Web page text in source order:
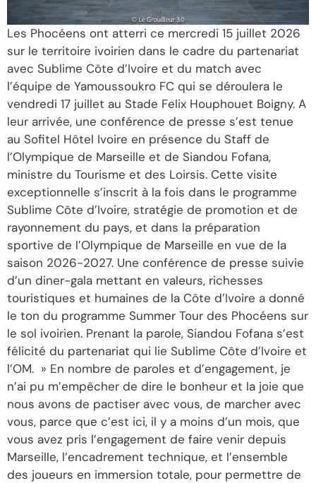
Les Phocéens ont atterri ce mercredi 15 juillet 2026
sur le territoire ivoirien dans le cadre du partenariat
avec Sublime Côte d’Ivoire et du match avec
l’équipe de Yamoussoukro FC qui se déroulera le
vendredi 17 juillet au Stade Felix Houphouet Boigny. A
leur arrivée, une conférence de presse s’est tenue
au Sofitel Hôtel Ivoire en présence du Staff de
l’Olympique de Marseille et de Siandou Fofana,
ministre du Tourisme et des Loirsis. Cette visite
exceptionnelle s’inscrit à la fois dans le programme
Sublime Côte d’Ivoire, stratégie de promotion et de
rayonnement du pays, et dans la préparation
sportive de l’Olympique de Marseille en vue de la
saison 2026-2027. Une conférence de presse suivie
d’un diner-gala mettant en valeurs, richesses
touristiques et humaines de la Côte d’Ivoire a donné
le ton du programme Summer Tour des Phocéens sur
le sol ivoirien. Prenant la parole, Siandou Fofana s’est
félicité du partenariat qui lie Sublime Côte d’Ivoire et
l’OM. » En nombre de paroles et d’engagement, je
n’ai pu m’empêcher de dire le bonheur et la joie que
nous avons de pactiser avec vous, de marcher avec
vous, parce que c’est ici, il y a moins d’un mois, que
vous avez pris l’engagement de faire venir depuis
Marseille, l’encadrement technique, et l’ensemble
des joueurs en immersion totale, pour permettre de